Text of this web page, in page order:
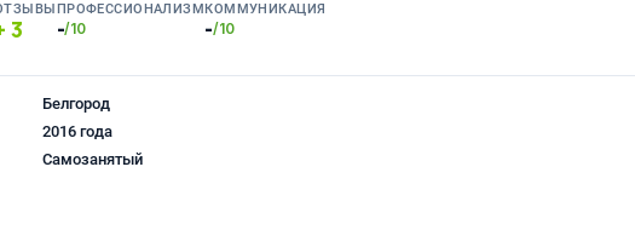
3
ПРОФЕССИОНАЛИЗМ
-/10
КОММУНИКАЦИЯ
-/10
Белгород
2016 года
Самозанятый